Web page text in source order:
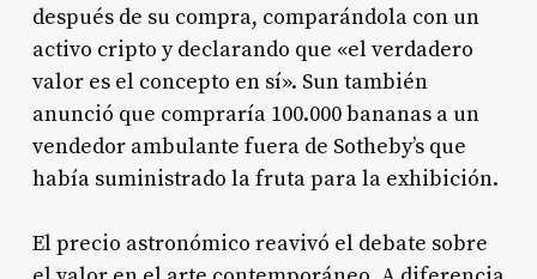
después de su compra, comparándola con un
activo cripto y declarando que «el verdadero
valor es el concepto en sí». Sun también
anunció que compraría 100.000 bananas a un
vendedor ambulante fuera de Sotheby’s que
había suministrado la fruta para la exhibición.
El precio astronómico reavivó el debate sobre